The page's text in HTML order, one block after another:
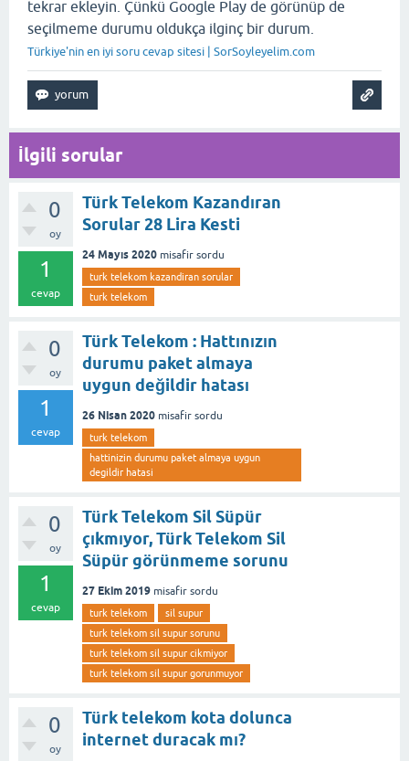
tekrar ekleyin. Çünkü Google Play de görünüp de
seçilmeme durumu oldukça ilginç bir durum.
Türkiye'nin en iyi soru cevap sitesi | SorSoyleyelim.com
İlgili sorular
0
oy
1
cevap
Türk Telekom Kazandıran
Sorular 28 Lira Kesti
24 Mayıs 2020 misafir sordu
turk telekom kazandiran sorular
turk telekom
0
oy
1
cevap
Türk Telekom : Hattınızın
durumu paket almaya
uygun değildir hatası
26 Nisan 2020 misafir sordu
turk telekom
hattinizin durumu paket almaya uygun
degildir hatasi
0
oy
1
cevap
Türk Telekom Sil Süpür
çıkmıyor, Türk Telekom Sil
Süpür görünmeme sorunu
27 Ekim 2019 misafir sordu
turk telekom
sil supur
turk telekom sil supur sorunu
turk telekom sil supur cikmiyor
turk telekom sil supur gorunmuyor
0
oy
Türk telekom kota dolunca
internet duracak mı?